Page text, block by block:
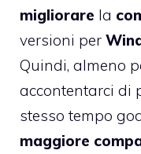
migliorare la
versioni per
Quindi, almeno
accontentarci di
stesso tempo
maggiore